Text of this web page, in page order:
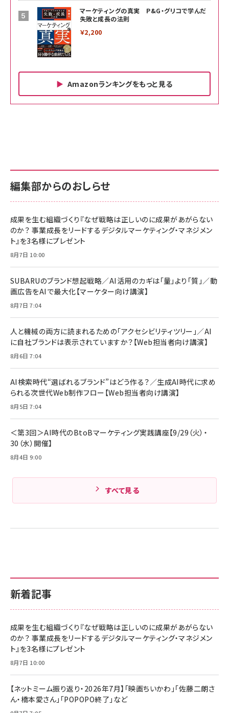
マーケティングの真実 P&G・グリコで学んだ
失敗と成長の法則
￥2,200
Amazonランキングをもっと見る
￥880
anan(アンアン)2026/06/24号 No.2500増
刊 スペシャルエディション[王道エンタメの矜
￥1,100
anan(アンアン)2026/07/08号 No.2502[2026
￥880
ママ投資家が育休中に１億貯めた株式投資
組織の成果を最大化する ルールのデザイン
￥1,980
Amazonランキングをもっと見る
内サポート正規品 メーカー保証5年
KLMEA128G
NIMASO ガラスフィルム iPhone 17 用 保護
止 貼りやすい ガイド枠付き いPhone17 (6.3
インチ) 対応 2枚セット DSP25F1698
￥1,599
￥6,980
全ワイヤレスイヤホン/アクティブノイズキャンセリ
技術基準適合】ブラック
￥5,990
ケーブル Anker絡まないケーブル 240W 結束バン
ド付き USB PD対応 シリコン素材採用 iPhone
17 / 16 / 15 / Galaxy iPad Pro MacBook
Pro/Air 各種対応 (1.8m ミッドナイトブラック)
￥1,890
内サポート正規品 メーカー保証5年
KLMEA128G
Amazon eギフトカード - Amazonロゴ - ク
￥5,000
Anker PowerLine III Flow USB-C & USB-C
Pro/Air 各種対応 (1.8m ミッドナイトブラック)
￥1,890
サッポロ 生ビール 黒ラベル 350ml 缶 24本 ビー
ル ケース買い【6/30応募〆切! 黒ラベルビヤセラー
￥4,857
新着記事
成果を生む組織づくり『なぜ戦略は正しいのに成果があがらない
のか？ 事業成長をリードするデジタルマーケティング・マネジメン
ト』を3名様にプレゼント
8月7日 10:00
【ネットミーム振り返り・2026年7月】「映画ちいかわ」「佐藤二朗さ
ん・橋本愛さん」「POPOPO終了」など
編集部からのおしらせ
成果を生む組織づくり『なぜ戦略は正しいのに成果があがらない
のか？ 事業成長をリードするデジタルマーケティング・マネジメン
ト』を3名様にプレゼント
8月7日 10:00
SUBARUのブランド想起戦略／AI活用のカギは「量」より「質」／動
画広告をAIで最大化【マーケター向け講演】
8月7日 7:04
人と機械の両方に読まれるための「アクセシビリティツリー」／AI
に自社ブランドは表示されていますか？【Web担当者向け講演】
8月6日 7:04
AI検索時代“選ばれるブランド”はどう作る？／生成AI時代に求め
られる次世代Web制作フロー【Web担当者向け講演】
8月5日 7:04
＜第3回＞AI時代のBtoBマーケティング実践講座【9/29（火）・
30（水）開催】
8月4日 9:00
すべて見る